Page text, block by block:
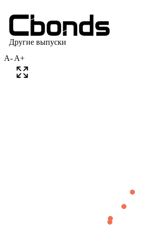
A- A+